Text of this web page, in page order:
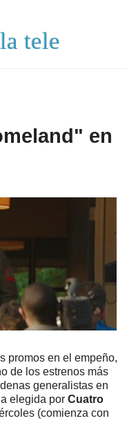
tele
en
promos en el empeño,
de los estrenos más
generalistas en
elegida por Cuatro
(comienza con